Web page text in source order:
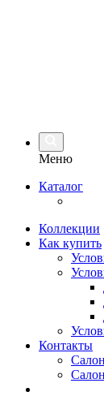
Меню
Каталог
Коллекции
Как купить
Контакты